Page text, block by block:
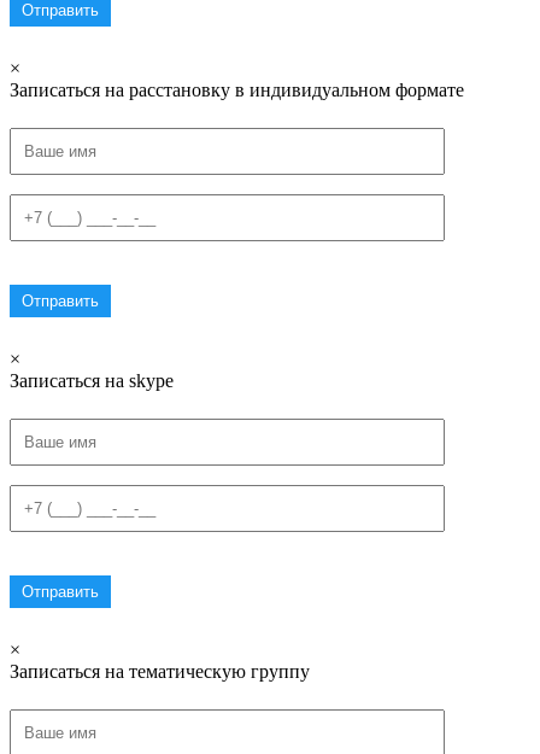
×
Записаться на расстановку в индивидуальном формате
×
Записаться на skype
×
Записаться на тематическую группу